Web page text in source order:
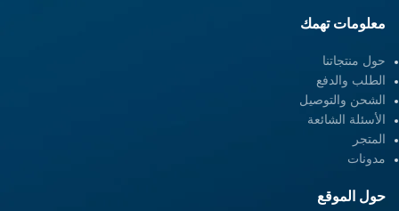
معلومات تهمك
حول منتجاتنا
الطلب والدفع
الشحن والتوصيل
الأسئلة الشائعة
المتجر
مدونات
حول الموقع